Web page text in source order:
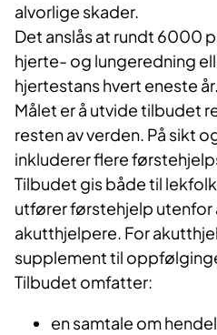
alvorlige skader.
Det anslås at rundt 6000
hjerte- og lungeredning
hjertestans hvert eneste år.
Målet er å utvide tilbudet
resten av verden. På sikt
inkluderer flere
Tilbudet gis både til
utfører førstehjelp
akutthjelpere. For
supplement til
Tilbudet omfatter:
en samtale om